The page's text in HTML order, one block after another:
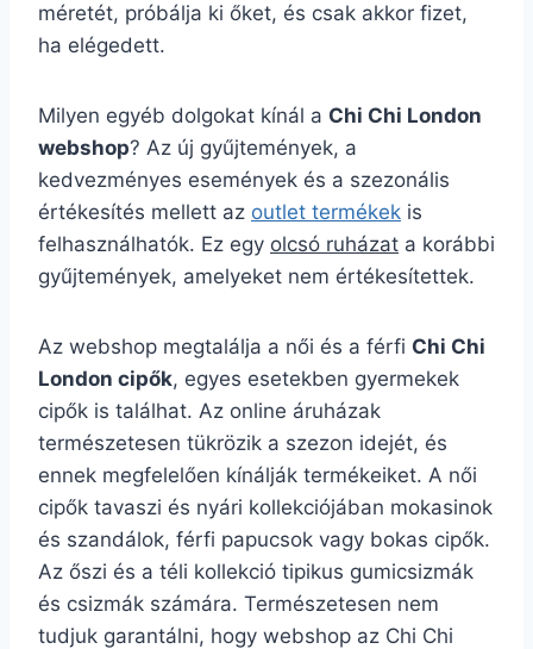
méretét, próbálja ki őket, és csak akkor fizet,
ha elégedett.
Milyen egyéb dolgokat kínál a Chi Chi London
webshop? Az új gyűjtemények, a
kedvezményes események és a szezonális
értékesítés mellett az outlet termékek is
felhasználhatók. Ez egy olcsó ruházat a korábbi
gyűjtemények, amelyeket nem értékesítettek.
Az webshop megtalálja a női és a férfi Chi Chi
London cipők, egyes esetekben gyermekek
cipők is találhat. Az online áruházak
természetesen tükrözik a szezon idejét, és
ennek megfelelően kínálják termékeiket. A női
cipők tavaszi és nyári kollekciójában mokasinok
és szandálok, férfi papucsok vagy bokas cipők.
Az őszi és a téli kollekció tipikus gumicsizmák
és csizmák számára. Természetesen nem
tudjuk garantálni, hogy webshop az Chi Chi